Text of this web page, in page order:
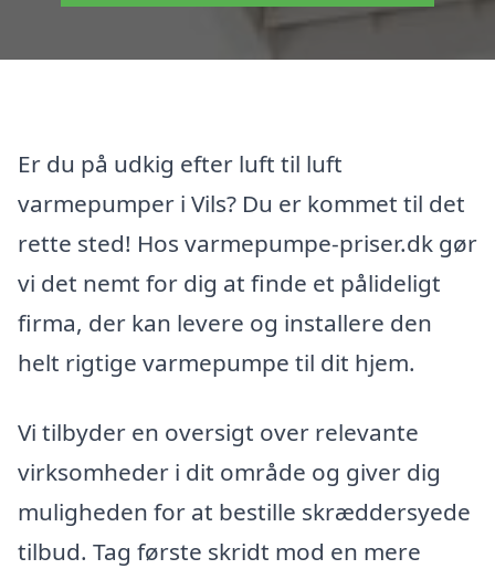
Er du på udkig efter luft til luft
varmepumper i Vils? Du er kommet til det
rette sted! Hos varmepumpe-priser.dk gør
vi det nemt for dig at finde et pålideligt
firma, der kan levere og installere den
helt rigtige varmepumpe til dit hjem.
Vi tilbyder en oversigt over relevante
virksomheder i dit område og giver dig
muligheden for at bestille skræddersyede
tilbud. Tag første skridt mod en mere